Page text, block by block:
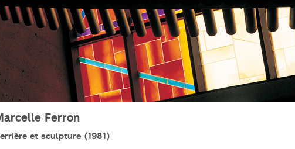
Ferron
et sculpture (1981)